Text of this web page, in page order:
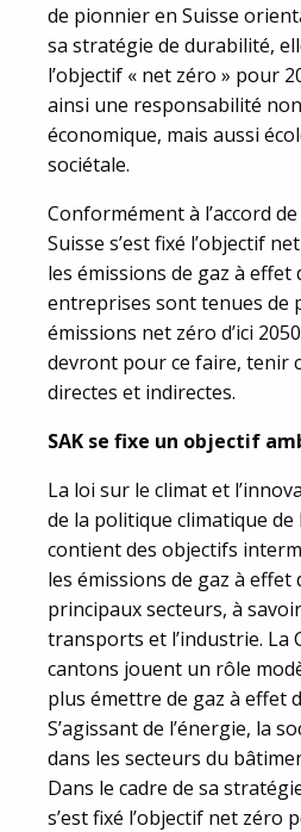
de pionnier en Suisse
sa stratégie de durabilité,
l’objectif « net zéro » pour
ainsi une responsabilité
économique, mais aussi
sociétale.
Conformément à l’accord
Suisse s’est fixé l’objectif
les émissions de gaz à effet
entreprises sont tenues de
émissions net zéro d’ici
devront pour ce faire, tenir
directes et indirectes.
SAK se fixe un objectif
La loi sur le climat et
de la politique climatique de
contient des objectifs
les émissions de gaz à effet
principaux secteurs, à
transports et l’industrie. La
cantons jouent un rôle
plus émettre de gaz à effet
S’agissant de l’énergie, la
dans les secteurs du
Dans le cadre de sa
s’est fixé l’objectif net zéro